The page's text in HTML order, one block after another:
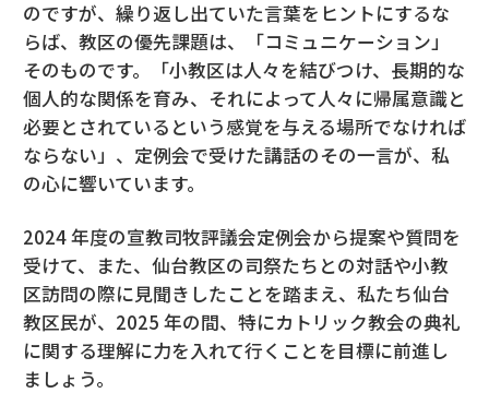
のですが、繰り返し出ていた言葉をヒントにするな
らば、教区の優先課題は、「コミュニケーション」
そのものです。「小教区は人々を結びつけ、長期的な
個人的な関係を育み、それによって人々に帰属意識と
必要とされているという感覚を与える場所でなければ
ならない」、定例会で受けた講話のその一言が、私
の心に響いています。
2024 年度の宣教司牧評議会定例会から提案や質問を
受けて、また、仙台教区の司祭たちとの対話や小教
区訪問の際に見聞きしたことを踏まえ、私たち仙台
教区民が、2025 年の間、特にカトリック教会の典礼
に関する理解に力を入れて行くことを目標に前進し
ましょう。